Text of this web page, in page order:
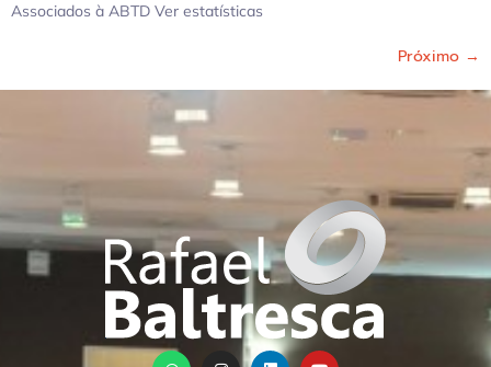
Associados à ABTD Ver estatísticas
Próximo →